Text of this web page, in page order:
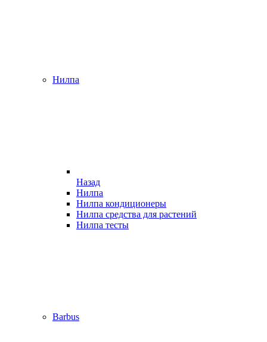
Нилпа
Назад
Нилпа
Нилпа кондиционеры
Нилпа средства для растений
Нилпа тесты
Barbus